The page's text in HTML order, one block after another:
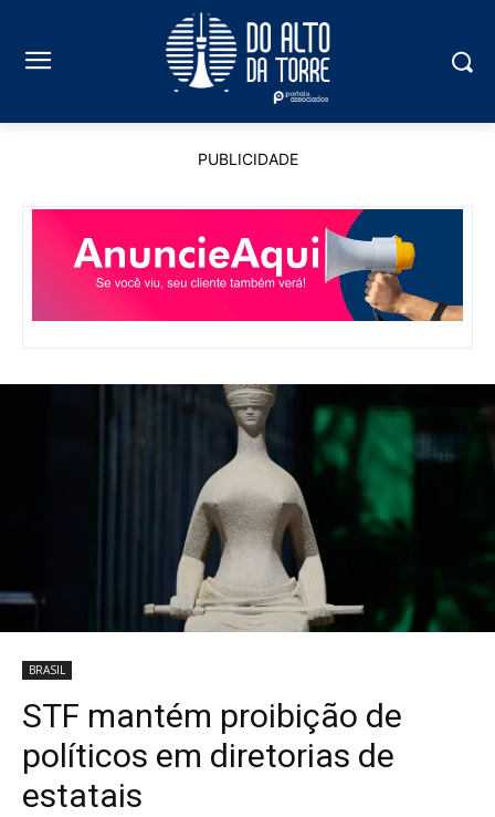
PUBLICIDADE
BRASIL
STF mantém proibição de
políticos em diretorias de
estatais